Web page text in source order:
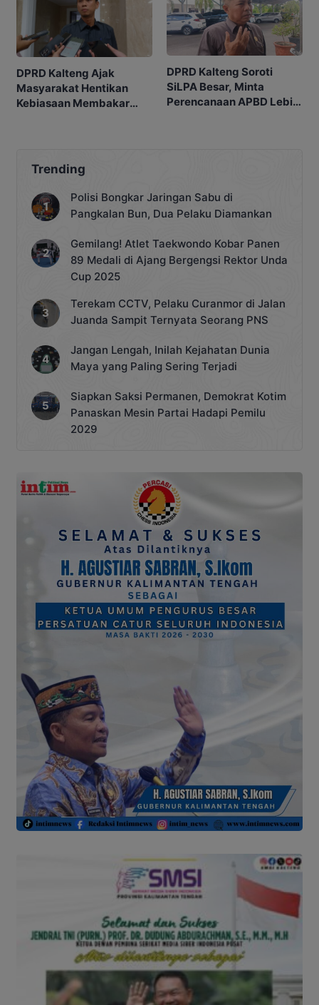
DPRD Kalteng Ajak
Masyarakat Hentikan
Kebiasaan Membakar
DPRD Kalteng Soroti
SiLPA Besar, Minta
Perencanaan APBD Lebih
Trending
Polisi Bongkar Jaringan Sabu di
Pangkalan Bun, Dua Pelaku Diamankan
Gemilang! Atlet Taekwondo Kobar Panen
89 Medali di Ajang Bergengsi Rektor Unda
Cup 2025
Terekam CCTV, Pelaku Curanmor di Jalan
Juanda Sampit Ternyata Seorang PNS
Jangan Lengah, Inilah Kejahatan Dunia
Maya yang Paling Sering Terjadi
Siapkan Saksi Permanen, Demokrat Kotim
Panaskan Mesin Partai Hadapi Pemilu
2029